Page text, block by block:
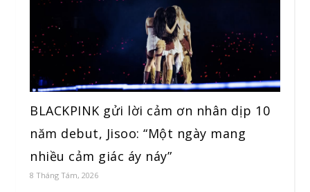
BLACKPINK gửi lời cảm ơn nhân dịp 10
năm debut, Jisoo: “Một ngày mang
nhiều cảm giác áy náy”
8 Tháng Tám, 2026